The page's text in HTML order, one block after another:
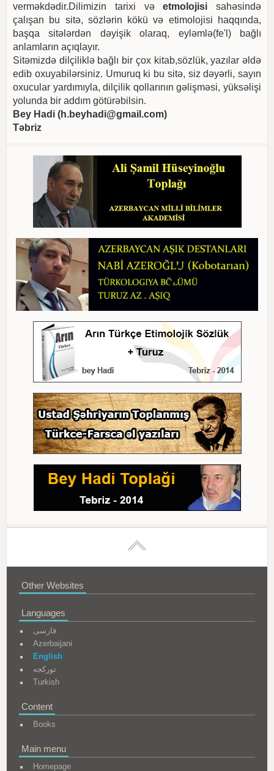
verməkdədir.Dilimizin tarixi vəetmolojisi sahəsində
çalışan bu sitə, sözlərin kökü və etimolojisi haqqında,
başqa sitələrdən dəyişik olaraq, eyləmlə(fe'l) bağlı
anlamların açıqlayır.
Sitəmizdə dilçiliklə bağlı bir çox kitab,sözlük, yazılar əldə
edib oxuyabilərsiniz. Umuruq ki bu sitə, siz dəyərli, sayın
oxucular yardımıyla, dilçilik qollarının gəlişməsi, yüksəlişi
yolunda bir addım götürəbilsin.
Bey Hadi (h.beyhadi@gmail.com)
Təbriz
Other Websites
Languages
فارسی
Azerbaijani
English
تورکجه
Turkish
Content
Books
Main menu
Homepage